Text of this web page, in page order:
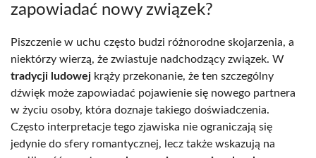
zapowiadać nowy związek?
Piszczenie w uchu często budzi różnorodne skojarzenia, a
niektórzy wierzą, że zwiastuje nadchodzący związek. W
tradycji ludowej krąży przekonanie, że ten szczególny
dźwięk może zapowiadać pojawienie się nowego partnera
w życiu osoby, która doznaje takiego doświadczenia.
Często interpretacje tego zjawiska nie ograniczają się
jedynie do sfery romantycznej, lecz także wskazują na